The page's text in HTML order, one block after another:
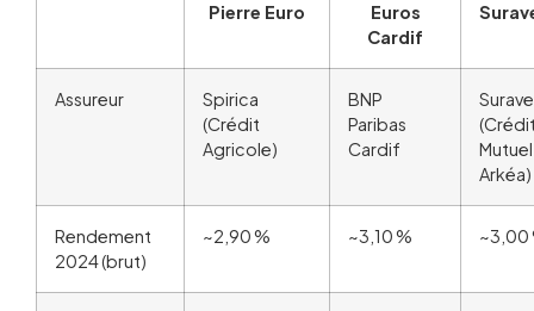
Pierre Euro
Euros
Cardif
Assureur
Spirica
(Crédit
Agricole)
BNP
Paribas
Cardif
Mutuel
Arkéa)
Rendement
2024 (brut)
~2,90 % ~3,10 % ~3,00